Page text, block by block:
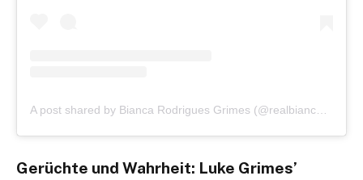
Gerüchte und Wahrheit: Luke Grimes’